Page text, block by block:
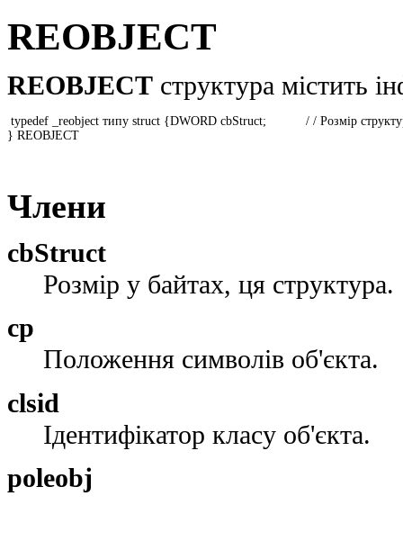
REOBJECT
REOBJECT структура містить
typedef _reobject типу struct {DWORD cbStruct;           / / Розмір
} REOBJECT
Члени
cbStruct
Розмір у байтах, ця структура.
cp
Положення символів об'єкта.
clsid
Ідентифікатор класу об'єкта.
poleobj